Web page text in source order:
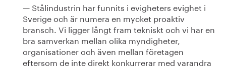
— Stålindustrin har funnits i evigheters evighet i
Sverige och är numera en mycket proaktiv
bransch. Vi ligger långt fram tekniskt och vi har en
bra samverkan mellan olika myndigheter,
organisationer och även mellan företagen
eftersom de inte direkt konkurrerar med varandra